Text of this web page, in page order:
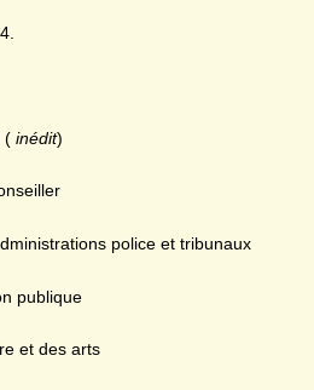
( inédit)
police et tribunaux
publique
et des arts